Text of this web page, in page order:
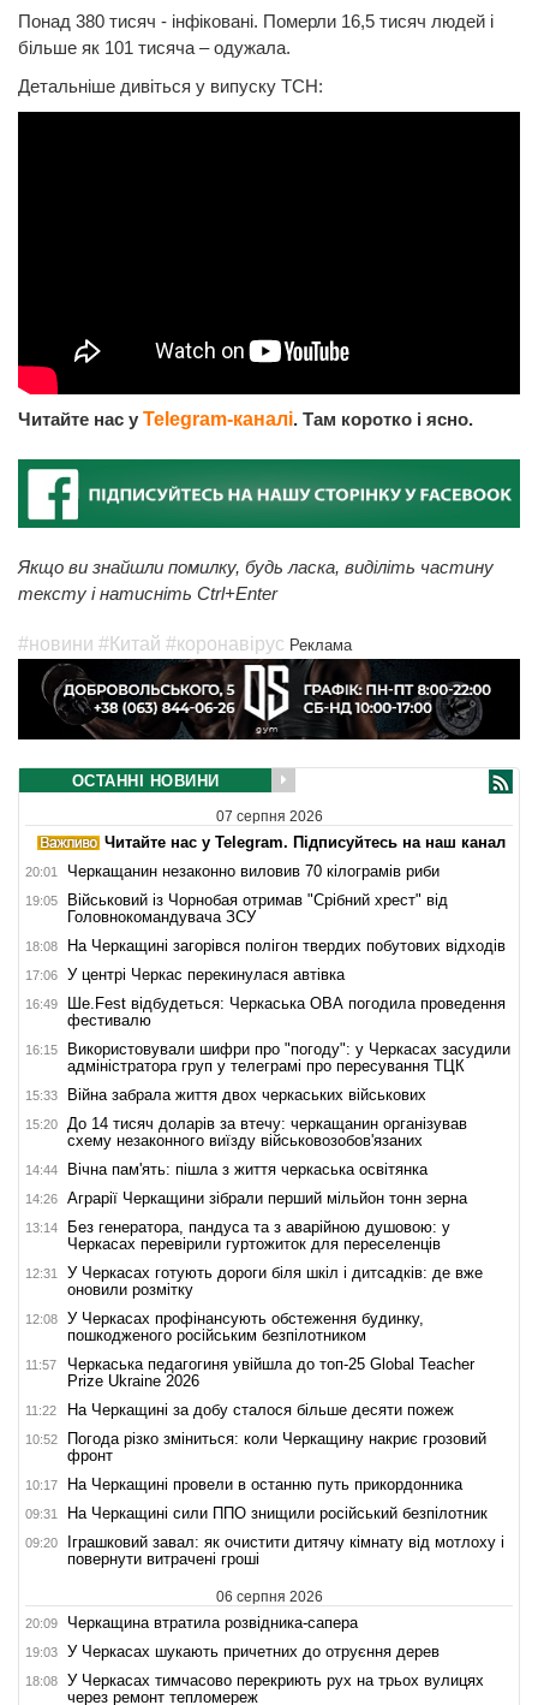
Понад 380 тисяч - інфіковані. Померли 16,5 тисяч людей і
більше як 101 тисяча – одужала.
Детальніше дивіться у випуску ТСН:
Читайте нас у Telegram-каналі. Там коротко і ясно.
Якщо ви знайшли помилку, будь ласка, виділіть частину
тексту і натисніть Ctrl+Enter
#новини #Китай #коронавірус Реклама
ОСТАННІ НОВИНИ
07 серпня 2026
Читайте нас у Telegram. Підписуйтесь на наш канал
20:01 Черкащанин незаконно виловив 70 кілограмів риби
19:05
Військовий із Чорнобая отримав "Срібний хрест" від
Головнокомандувача ЗСУ
18:08 На Черкащині загорівся полігон твердих побутових відходів
17:06 У центрі Черкас перекинулася автівка
16:49
Ше.Fest відбудеться: Черкаська ОВА погодила проведення
фестивалю
16:15
Використовували шифри про "погоду": у Черкасах засудили
адміністратора груп у телеграмі про пересування ТЦК
15:33 Війна забрала життя двох черкаських військових
15:20
До 14 тисяч доларів за втечу: черкащанин організував
схему незаконного виїзду військовозобов'язаних
14:44 Вічна пам'ять: пішла з життя черкаська освітянка
14:26 Аграрії Черкащини зібрали перший мільйон тонн зерна
13:14
Без генератора, пандуса та з аварійною душовою: у
Черкасах перевірили гуртожиток для переселенців
12:31
У Черкасах готують дороги біля шкіл і дитсадків: де вже
оновили розмітку
12:08
У Черкасах профінансують обстеження будинку,
пошкодженого російським безпілотником
11:57
Черкаська педагогиня увійшла до топ-25 Global Teacher
Prize Ukraine 2026
11:22 На Черкащині за добу сталося більше десяти пожеж
10:52
Погода різко зміниться: коли Черкащину накриє грозовий
фронт
10:17 На Черкащині провели в останню путь прикордонника
09:31 На Черкащині сили ППО знищили російський безпілотник
09:20
Іграшковий завал: як очистити дитячу кімнату від мотлоху і
повернути витрачені гроші
06 серпня 2026
20:09 Черкащина втратила розвідника-сапера
19:03 У Черкасах шукають причетних до отруєння дерев
18:08
У Черкасах тимчасово перекриють рух на трьох вулицях
через ремонт тепломереж